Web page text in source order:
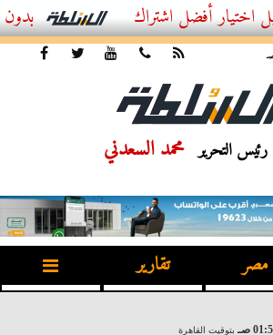
أفضل اشتراك IPTV بدون تقطيع 2026 – دليل المشاهد العصري
رئيس التحرير محمد السعدني
مصر تقارير
صـ بتوقيت القاهرة